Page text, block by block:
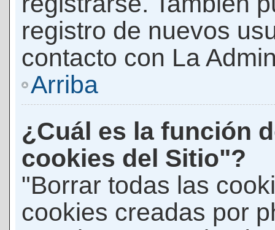
registro de nuevos
contacto con La
Arriba
¿Cuál es la función
cookies del Sitio"?
"Borrar todas las
cookies creadas por